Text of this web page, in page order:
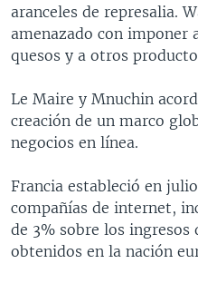
aranceles de represalia.
amenazado con imponer
quesos y a otros
Le Maire y Mnuchin
creación de un marco
negocios en línea.
Francia estableció en
compañías de internet,
de 3% sobre los
obtenidos en la nación